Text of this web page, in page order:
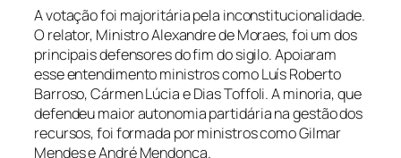
A votação foi majoritária pela inconstitucionalidade.
O relator, Ministro Alexandre de Moraes, foi um dos
principais defensores do fim do sigilo. Apoiaram
esse entendimento ministros como Luís Roberto
Barroso, Cármen Lúcia e Dias Toffoli. A minoria, que
defendeu maior autonomia partidária na gestão dos
recursos, foi formada por ministros como Gilmar
Mendes e André Mendonça.